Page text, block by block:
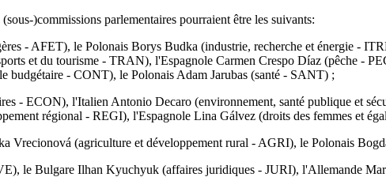
)commissions parlementaires pourraient être les suivants:
- AFET), le Polonais Borys Budka (industrie, recherche et énergie -
et du tourisme - TRAN), l'Espagnole Carmen Crespo Díaz (pêche -
- CONT), le Polonais Adam Jarubas (santé - SANT) ;
- ECON), l'Italien Antonio Decaro (environnement, santé publique et
régional - REGI), l'Espagnole Lina Gálvez (droits des femmes et
Vrecionová (agriculture et développement rural - AGRI), le Polonais
le Bulgare Ilhan Kyuchyuk (affaires juridiques - JURI), l'Allemande